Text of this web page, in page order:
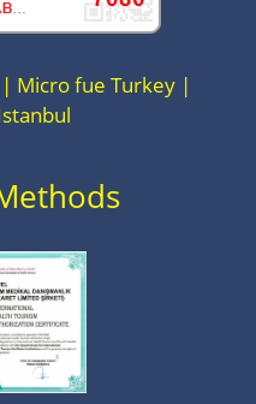
Micro fue Turkey |